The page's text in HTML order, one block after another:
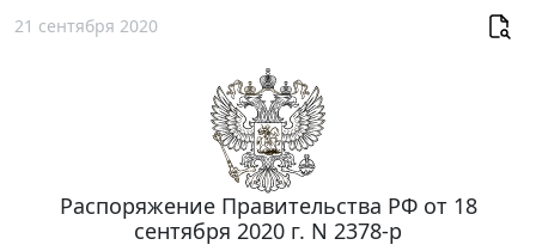
21 сентября 2020
Распоряжение Правительства РФ от 18
сентября 2020 г. N 2378-р